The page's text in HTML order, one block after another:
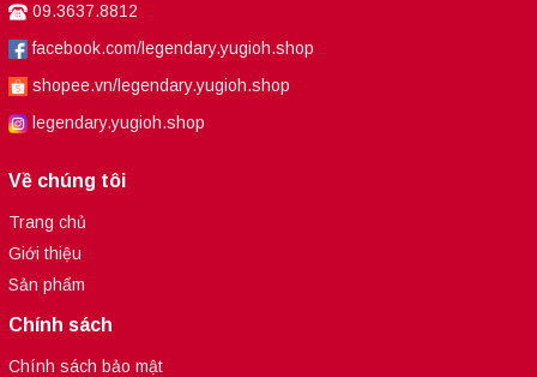
09.3637.8812
facebook.com/legendary.yugioh.shop
shopee.vn/legendary.yugioh.shop
legendary.yugioh.shop
Về chúng tôi
Trang chủ
Giới thiệu
Sản phẩm
Chính sách
Chính sách bảo mật